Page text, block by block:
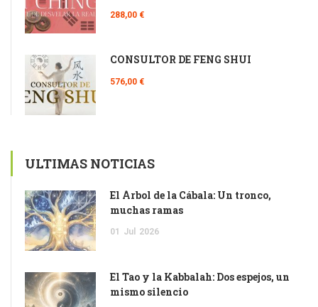
288,00 €
CONSULTOR DE FENG SHUI
576,00 €
ULTIMAS NOTICIAS
El Árbol de la Cábala: Un tronco,
muchas ramas
01 Jul 2026
El Tao y la Kabbalah: Dos espejos, un
mismo silencio